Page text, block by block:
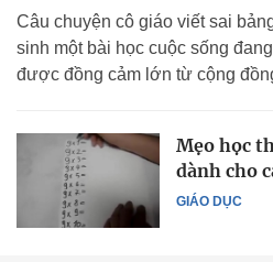
Câu chuyện cô giáo viết sai
sinh một bài học cuộc sống
được đồng cảm lớn từ cộng
GIÁO DỤC
Mẹo học
dành cho